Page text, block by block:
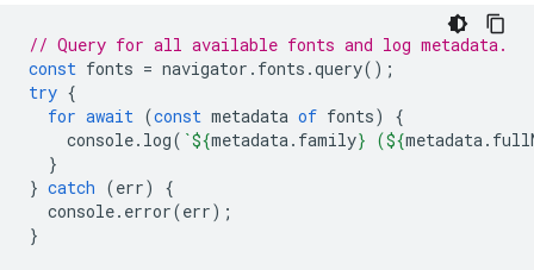
// Query for all available fonts and log metadata.
const fonts = navigator . fonts .query();
try {
for await (const metadata of fonts)
{
console. log( `${metadata. family} (${metadata.
}
} catch (err)
{
console. error(err);
}